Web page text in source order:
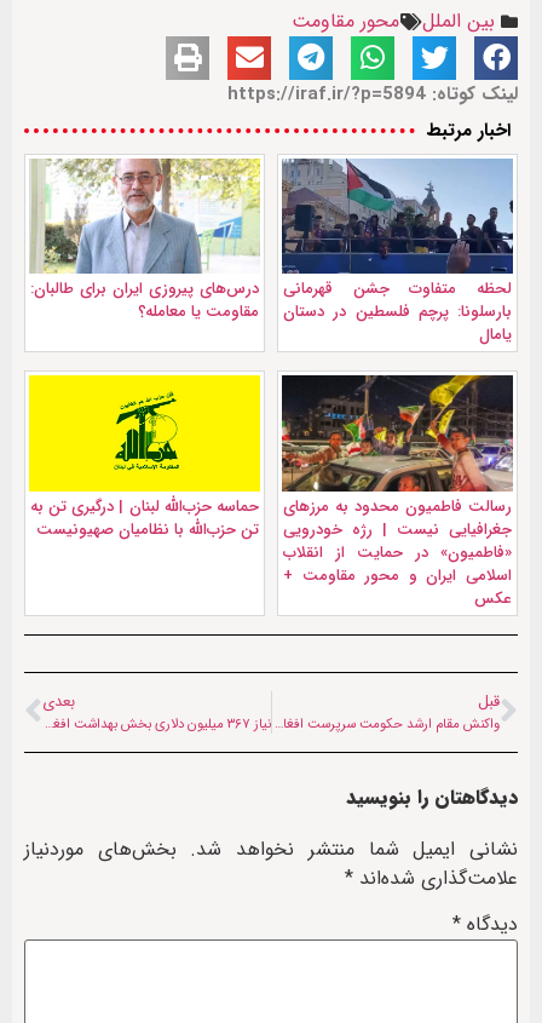
بین الملل محور مقاومت
لینک کوتاه: https://iraf.ir/?p=5894
اخبار مرتبط
لحظه متفاوت جشن قهرمانی
بارسلونا: پرچم فلسطین در دستان
یامال
درس‌های پیروزی ایران برای طالبان:
مقاومت یا معامله؟
رسالت فاطمیون محدود به مرزهای
جغرافیایی نیست | رژه خودرویی
«فاطمیون» در حمایت از انقلاب
اسلامی ایران و محور مقاومت +
عکس
حماسه حزب‌الله لبنان | درگیری تن به
تن حزب‌الله با نظامیان صهیونیست
قبل
واکنش مقام ارشد حکومت سرپرست افغانستان به آمریکا: هیچ تعهدی نداریم
بعدی
نیاز ۳۶۷ میلیون دلاری بخش بهداشت افغانستان به بودجه و کمک مالی
دیدگاهتان را بنویسید
نشانی ایمیل شما منتشر نخواهد شد. بخش‌های موردنیاز
علامت‌گذاری شده‌اند *
دیدگاه *